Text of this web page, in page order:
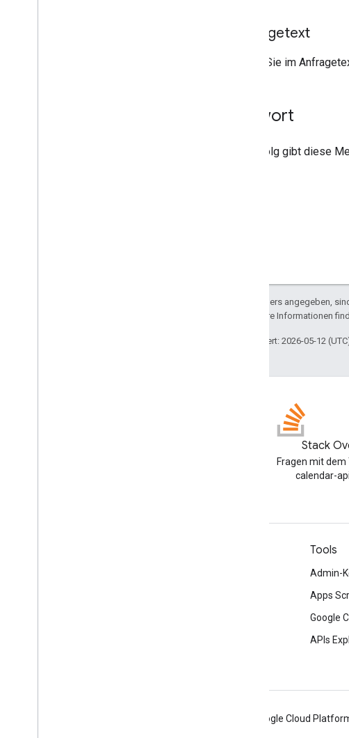
Anfragetext
Geben Sie im
Antwort
Bei Erfolg gibt diese
Sofern nicht anders angegeben,
lizenziert. Weitere Informationen
Zuletzt aktualisiert: 2026-05-12
Stack
Fragen mit dem
calendar-
Tools
Admin-
Apps
Google
APIs
Google Cloud